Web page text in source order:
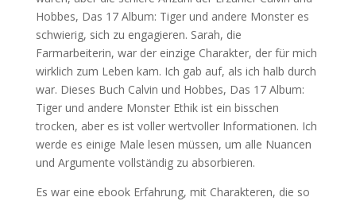
Hobbes, Das 17 Album: Tiger und andere Monster es
schwierig, sich zu engagieren. Sarah, die
Farmarbeiterin, war der einzige Charakter, der für mich
wirklich zum Leben kam. Ich gab auf, als ich halb durch
war. Dieses Buch Calvin und Hobbes, Das 17 Album:
Tiger und andere Monster Ethik ist ein bisschen
trocken, aber es ist voller wertvoller Informationen. Ich
werde es einige Male lesen müssen, um alle Nuancen
und Argumente vollständig zu absorbieren.
Es war eine ebook Erfahrung, mit Charakteren, die so